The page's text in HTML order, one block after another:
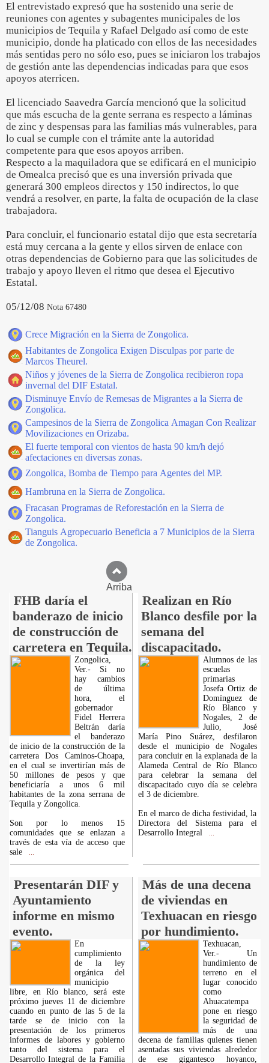
El entrevistado expresó que ha sostenido una serie de
reuniones con agentes y subagentes municipales de los
municipios de Tequila y Rafael Delgado así como de este
municipio, donde ha platicado con ellos de las necesidades
más sentidas pero no sólo eso, pues se iniciaron los trabajos
de gestión ante las dependencias indicadas para que esos
apoyos aterricen.
El licenciado Saavedra García mencionó que la solicitud
que más escucha de la gente serrana es respecto a láminas
de zinc y despensas para las familias más vulnerables, para
lo cual se cumple con el trámite ante la autoridad
competente para que esos apoyos arriben.
Respecto a la maquiladora que se edificará en el municipio
de Omealca precisó que es una inversión privada que
generará 300 empleos directos y 150 indirectos, lo que
vendrá a resolver, en parte, la falta de ocupación de la clase
trabajadora.
Para concluir, el funcionario estatal dijo que esta secretaría
está muy cercana a la gente y ellos sirven de enlace con
otras dependencias de Gobierno para que las solicitudes de
trabajo y apoyo lleven el ritmo que desea el Ejecutivo
Estatal.
05/12/08 Nota 67480
Crece Migración en la Sierra de Zongolica.
Habitantes de Zongolica Exigen Disculpas por parte de
Marcos Theurel.
Niños y jóvenes de la Sierra de Zongolica recibieron ropa
invernal del DIF Estatal.
Disminuye Envío de Remesas de Migrantes a la Sierra de
Zongolica.
Campesinos de la Sierra de Zongolica Amagan Con Realizar
Movilizaciones en Orizaba.
El fuerte temporal con vientos de hasta 90 km/h dejó
afectaciones en diversas zonas.
Zongolica, Bomba de Tiempo para Agentes del MP.
Hambruna en la Sierra de Zongolica.
Fracasan Programas de Reforestación en la Sierra de
Zongolica.
Tianguis Agropecuario Beneficia a 7 Municipios de la Sierra
de Zongolica.
Arriba
FHB daría el
banderazo de inicio
de construcción de
carretera en Tequila.
Realizan en Río
Blanco desfile por la
semana del
discapacitado.
Zongolica,
Ver.- Si no
hay cambios
de última
hora, el
gobernador
Fidel Herrera
Beltrán daría
el banderazo
de inicio de la construcción de la
carretera Dos Caminos-Choapa,
en el cual se invertirían más de
50 millones de pesos y que
beneficiaría a unos 6 mil
habitantes de la zona serrana de
Tequila y Zongolica.
Son por lo menos 15
comunidades que se enlazan a
través de esta vía de acceso que
sale
Alumnos de las
escuelas
primarias
Josefa Ortiz de
Domínguez de
Río Blanco y
Nogales, 2 de
Julio, José
María Pino Suárez, desfilaron
desde el municipio de Nogales
para concluir en la explanada de la
Alameda Central de Río Blanco
para celebrar la semana del
discapacitado cuyo día se celebra
el 3 de diciembre.
En el marco de dicha festividad, la
Directora del Sistema para el
Desarrollo Integral
Presentarán DIF y
Ayuntamiento
informe en mismo
evento.
Más de una decena
de viviendas en
Texhuacan en riesgo
por hundimiento.
En
cumplimiento
de la ley
orgánica del
municipio
libre, en Río blanco, será este
próximo jueves 11 de diciembre
cuando en punto de las 5 de la
tarde se de inicio con la
presentación de los primeros
informes de labores y gobierno
tanto del sistema para el
Desarrollo Integral de la Familia
Texhuacan,
Ver.- Un
hundimiento de
terreno en el
lugar conocido
como
Ahuacatempa
pone en riesgo
la seguridad de
más de una
decena de familias quienes tienen
asentadas sus viviendas alrededor
de ese gigantesco hoyanco,